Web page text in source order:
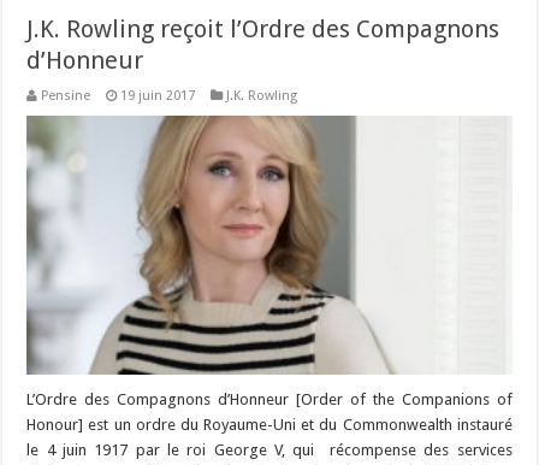
J.K. Rowling reçoit l’Ordre des Compagnons
d’Honneur
Pensine 19 juin 2017 J.K. Rowling
L’Ordre des Compagnons d’Honneur [Order of the Companions of
Honour] est un ordre du Royaume-Uni et du Commonwealth instauré
le 4 juin 1917 par le roi George V, qui récompense des services